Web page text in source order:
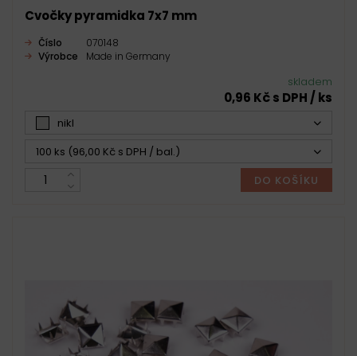
Cvočky pyramidka 7x7 mm
Číslo
070148
Výrobce
Made in Germany
skladem
0,96 Kč s DPH / ks
nikl
100 ks (96,00 Kč s DPH / bal.)
DO KOŠÍKU